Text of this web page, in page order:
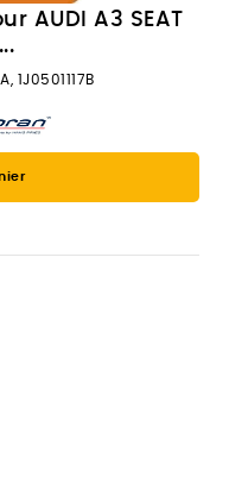
AUDI A3 SEAT
1J0501117B